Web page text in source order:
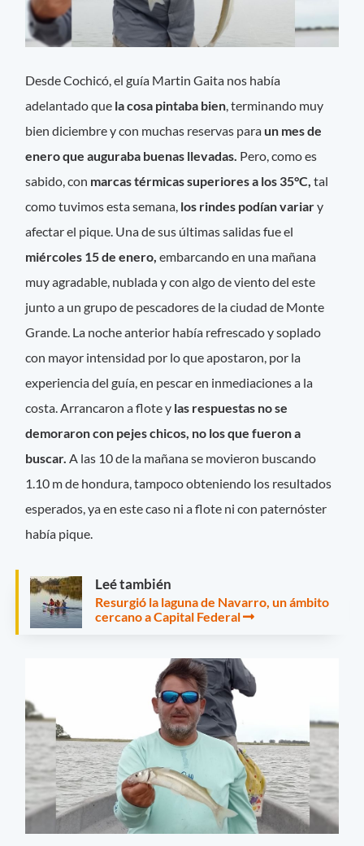
Desde Cochicó, el guía Martin Gaita nos había
adelantado que la cosa pintaba bien , terminando muy
bien diciembre y con muchas reservas para un mes de
enero que auguraba buenas llevadas. Pero, como es
sabido, con marcas térmicas superiores a los 35°C, tal
como tuvimos esta semana, los rindes podían variary
afectar el pique. Una de sus últimas salidas fue el
miércoles 15 de enero, embarcando en una mañana
muy agradable, nublada y con algo de viento del este
junto a un grupo de pescadores de la ciudad de Monte
Grande. La noche anterior había refrescado y soplado
con mayor intensidad por lo que apostaron, por la
experiencia del guía, en pescar en inmediaciones a la
costa. Arrancaron a flote y las respuestas no se
demoraron con pejes chicos, no los que fueron a
buscar. A las 10 de la mañana se movieron buscando
1.10 m de hondura, tampoco obteniendo los resultados
esperados, ya en este caso ni a flote ni con paternóster
había pique.
Leé también
Resurgió la laguna de Navarro, un ámbito
cercano a Capital Federal